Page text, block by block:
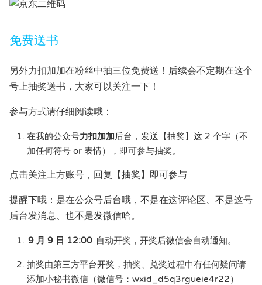
免费送书
另外力扣加加在粉丝中抽三位免费送！后续会不定期在这个
号上抽奖送书，大家可以关注一下！
参与方式请仔细阅读哦：
在我的公众号力扣加加后台，发送【抽奖】这 2 个字（不
加任何符号 or 表情），即可参与抽奖。
点击关注上方账号，回复【抽奖】即可参与
提醒下哦：是在公众号后台哦，不是在这评论区、不是这号
后台发消息、也不是发微信哈。
9 月 9 日 12:00 自动开奖，开奖后微信会自动通知。
抽奖由第三方平台开奖，抽奖、兑奖过程中有任何疑问请
添加小秘书微信（微信号：wxid_d5q3rgueie4r22）